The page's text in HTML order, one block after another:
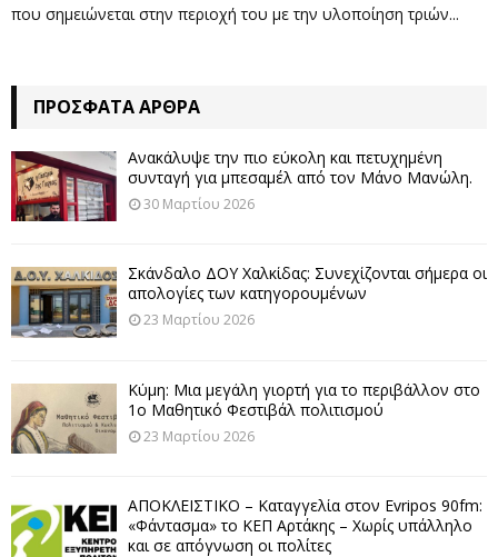
που σημειώνεται στην περιοχή του με την υλοποίηση τριών...
ΠΡΌΣΦΑΤΑ ΆΡΘΡΑ
Ανακάλυψε την πιο εύκολη και πετυχημένη
συνταγή για μπεσαμέλ από τον Μάνο Μανώλη.
30 Μαρτίου 2026
Σκάνδαλο ΔΟΥ Χαλκίδας: Συνεχίζονται σήμερα οι
απολογίες των κατηγορουμένων
23 Μαρτίου 2026
Κύμη: Μια μεγάλη γιορτή για το περιβάλλον στο
1ο Μαθητικό Φεστιβάλ πολιτισμού
23 Μαρτίου 2026
ΑΠΟΚΛΕΙΣΤΙΚΟ – Καταγγελία στον Evripos 90fm:
«Φάντασμα» το ΚΕΠ Αρτάκης – Χωρίς υπάλληλο
και σε απόγνωση οι πολίτες